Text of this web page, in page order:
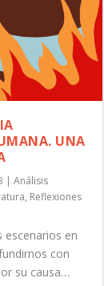
UNA
| Análisis
, Reflexiones
escenarios en
con
su causa…